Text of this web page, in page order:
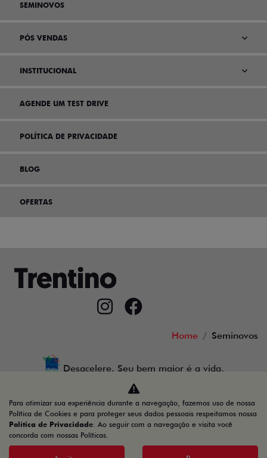
SEMINOVOS
PÓS VENDAS
INSTITUCIONAL
AGENDE UM TEST DRIVE
POLÍTICA DE PRIVACIDADE
BLOG
OFERTAS
Home Seminovos
Desacelere. Seu bem maior é a vida.
44.257.157/0001-72
Para otimizar sua experiência durante a navegação, fazemos uso de nossa
Política de Cookies e para proteger seus dados pessoais respeitamos nossa
Política de Privacidade. Ao seguir com a navegação e visita você
concorda com nossas Políticas.